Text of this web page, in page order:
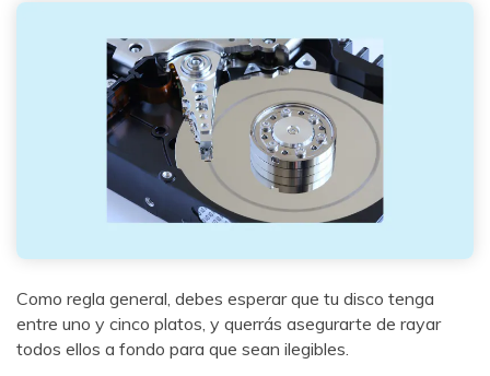
Como regla general, debes esperar que tu disco tenga
entre uno y cinco platos, y querrás asegurarte de rayar
todos ellos a fondo para que sean ilegibles.